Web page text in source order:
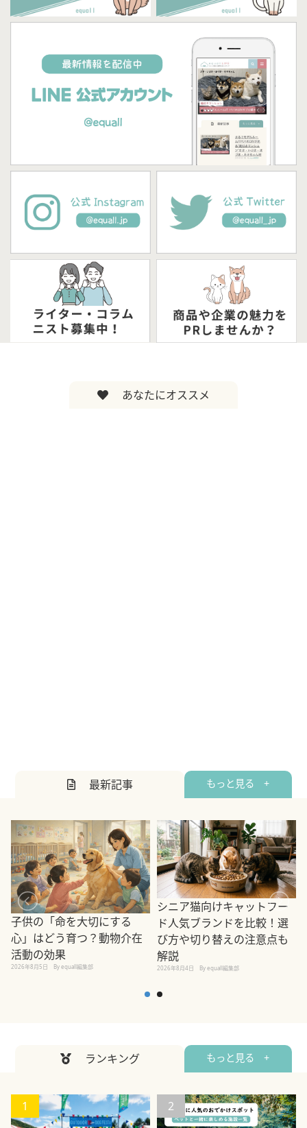
あなたにオススメ
最新記事 もっと見る +
子供の「命を大切にする
心」はどう育つ？動物介在
活動の効果
2026年8月5日 By equall編集部
シニア猫向けキャットフー
ド人気ブランドを比較！選
び方や切り替えの注意点も
解説
2026年8月4日 By equall編集部
ランキング もっと見る +
1 2